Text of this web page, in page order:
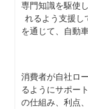
専門知識を駆使
れるよう支援し
を通じて、自動
消費者が自社ロ
るようにサポー
の仕組み、利点